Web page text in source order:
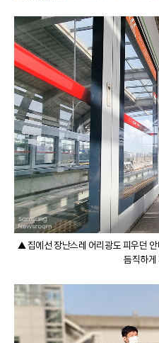
▲ 집에선 장난스레 어리광도 피우던
듬직하게